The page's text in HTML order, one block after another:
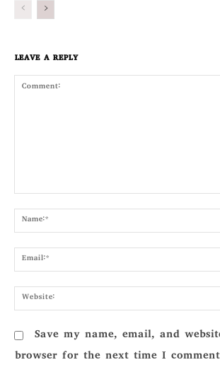
LEAVE A REPLY
Save my name, email, and
browser for the next time I